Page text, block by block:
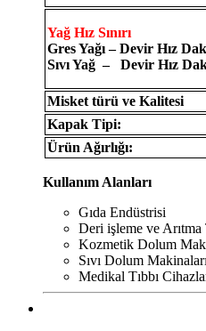
Yağ Hız Sınırı
Gres Yağı – Devir Hız
Sıvı Yağ – Devir Hız
Misket türü ve Kalitesi
Kapak Tipi:
Ürün Ağırlığı:
Kullanım Alanları
Gıda Endüstrisi
Deri işleme ve Arıtma
Kozmetik Dolum
Sıvı Dolum Makinaları
Medikal Tıbbı